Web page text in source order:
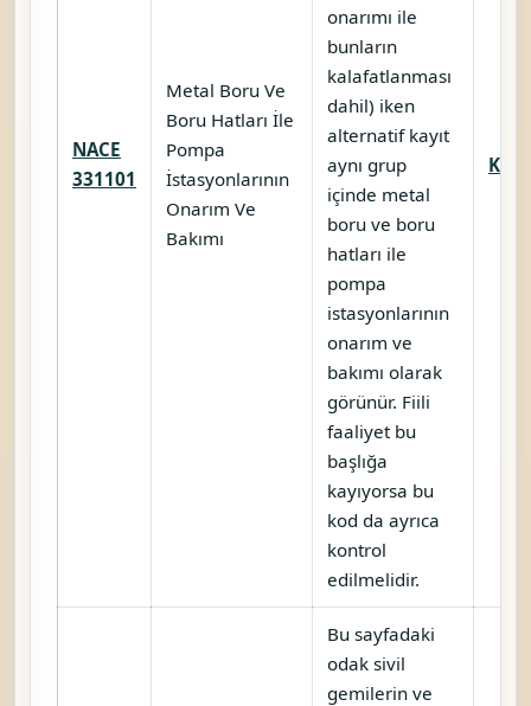
NACE
331101
Metal Boru Ve
Boru Hatları İle
Pompa
İstasyonlarının
Onarım Ve
Bakımı
onarımı ile
bunların
kalafatlanması
dahil) iken
alternatif kayıt
aynı grup
içinde metal
boru ve boru
hatları ile
pompa
istasyonlarının
onarım ve
bakımı olarak
görünür. Fiili
faaliyet bu
başlığa
kayıyorsa bu
kod da ayrıca
kontrol
edilmelidir.
Bu sayfadaki
odak sivil
gemilerin ve